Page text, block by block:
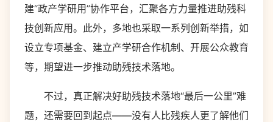
建“政产学研用”协作平台，汇聚各方力量推进助残科
技创新应用。此外，多地也采取一系列创新举措，如
设立专项基金、建立产学研合作机制、开展公众教育
等，期望进一步推动助残技术落地。
不过，真正解决好助残技术落地“最后一公里”难
题，还需要回到起点——没有人比残疾人更了解他们